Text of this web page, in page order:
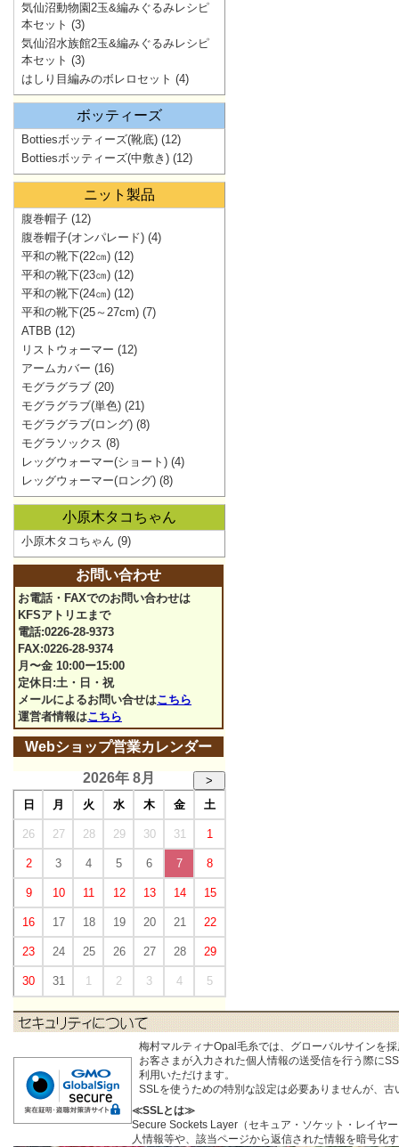
気仙沼動物園2玉&編みぐるみレシピ
本セット (3)
気仙沼水族館2玉&編みぐるみレシピ
本セット (3)
はしり目編みのボレロセット (4)
ボッティーズ
Bottiesボッティーズ(靴底) (12)
Bottiesボッティーズ(中敷き) (12)
ニット製品
腹巻帽子 (12)
腹巻帽子(オンパレード) (4)
平和の靴下(22㎝) (12)
平和の靴下(23㎝) (12)
平和の靴下(24㎝) (12)
平和の靴下(25～27cm) (7)
ATBB (12)
リストウォーマー (12)
アームカバー (16)
モグラグラブ (20)
モグラグラブ(単色) (21)
モグラグラブ(ロング) (8)
モグラソックス (8)
レッグウォーマー(ショート) (4)
レッグウォーマー(ロング) (8)
小原木タコちゃん
小原木タコちゃん (9)
お問い合わせ
お電話・FAXでのお問い合わせは
KFSアトリエまで
電話:0226-28-9373
FAX:0226-28-9374
月〜金 10:00ー15:00
定休日:土・日・祝
メールによるお問い合せはこちら
運営者情報はこちら
Webショップ営業カレンダー
2026年 8月
>
日
月 火 水 木 金 土
26 27 28 29 30 31 1
2 3 4 5 6 7 8
9 10 11 12 13 14 15
16 17 18 19 20 21 22
23 24 25 26 27 28 29
30 31 1 2 3 4 5
梅村マルティナOpal毛糸では、グローバルサインを
お客さまが入力された個人情報の送受信を行う際に
利用いただけます。
SSLを使うための特別な設定は必要ありませんが、
≪SSLとは≫
Secure Sockets Layer（セキュア・ソケット・レイヤ
人情報等や、該当ページから返信された情報を暗号化